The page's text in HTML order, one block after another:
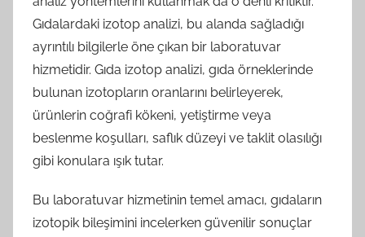
Gıdalardaki izotop analizi, bu alanda sağladığı
ayrıntılı bilgilerle öne çıkan bir laboratuvar
hizmetidir. Gıda izotop analizi, gıda örneklerinde
bulunan izotopların oranlarını belirleyerek,
ürünlerin coğrafi kökeni, yetiştirme veya
beslenme koşulları, saflık düzeyi ve taklit olasılığı
gibi konulara ışık tutar.
Bu laboratuvar hizmetinin temel amacı, gıdaların
izotopik bileşimini incelerken güvenilir sonuçlar